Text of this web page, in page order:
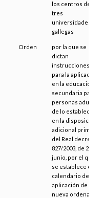
los centros de las
tres
universidades
gallegas
Orden
por la que se
dictan
instrucciones
para la aplicación
en la educación
secundaria para
personas adultas
de lo establecido
en la disposición
adicional primera
del Real decreto
827/2003, de 27 de
junio, por el que
se establece el
calendario de
aplicación de la
nueva ordenación